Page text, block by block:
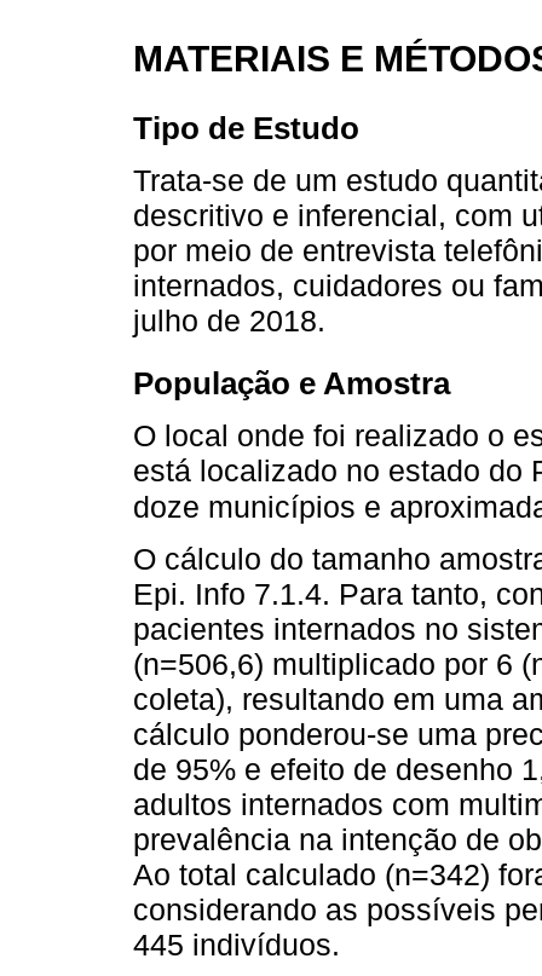
MATERIAIS E
Tipo de Estudo
Trata-se de um estudo
descritivo e inferencial, com
por meio de entrevista
internados, cuidadores ou
julho de 2018.
População e Amostra
O local onde foi realizado o
está localizado no estado do
doze municípios e
O cálculo do tamanho
Epi. Info 7.1.4. Para tanto,
pacientes internados no
(n=506,6) multiplicado por 6
coleta), resultando em uma
cálculo ponderou-se uma
de 95% e efeito de desenho
adultos internados com
prevalência na intenção de
Ao total calculado (n=342)
considerando as possíveis
445 indivíduos.